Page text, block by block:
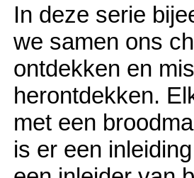
In deze serie
we samen ons
ontdekken en
herontdekken.
met een
is er een